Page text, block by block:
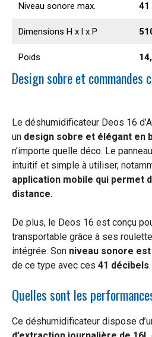
Niveau sonore max. 41
Dimensions H x l x P
Poids
Design sobre et commandes
Le déshumidificateur Deos 16
un design sobre et élégant en
n’importe quelle déco. Le
intuitif et simple à utiliser,
application mobile qui permet
distance.
De plus, le Deos 16 est conçu
transportable grâce à ses
intégrée. Son niveau sonore
de ce type avec ces 41 décibels.
Quelles sont les
Ce déshumidificateur dispose